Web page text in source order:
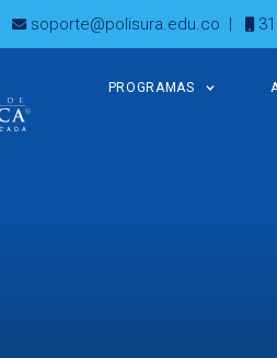
soporte@polisura.edu.co |
PROGRAMAS